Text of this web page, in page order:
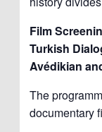
Film
Turkish
Avédikian
The
documentary